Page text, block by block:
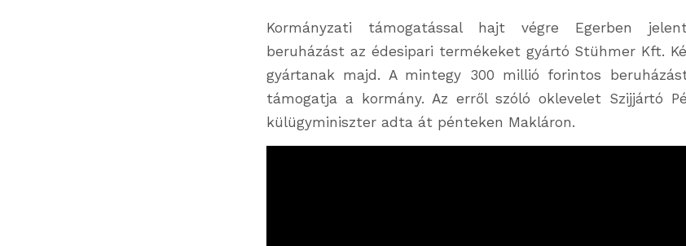
Kormányzati támogatással hajt végre Egerben
beruházást az édesipari termékeket gyártó Stühmer Kft.
gyártanak majd. A mintegy 300 millió forintos
támogatja a kormány. Az erről szóló oklevelet Szijjártó
külügyminiszter adta át pénteken Makláron.